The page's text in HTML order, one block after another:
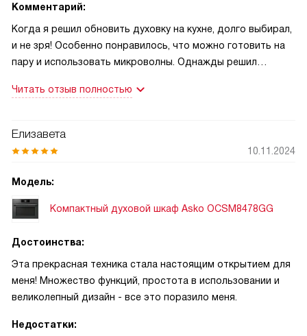
Комментарий:
Когда я решил обновить духовку на кухне, долго выбирал,
и не зря! Особенно понравилось, что можно готовить на
пару и использовать микроволны. Однажды решил
превзошел ожидания — мясо получилось нежным и
сенсорные элементы реагируют быстро. Отдельно хочу
время и силы после готовки. Порадовало и то, что
кухня совмещена с гостиной.
Читать отзыв полностью
Елизавета
10.11.2024
Модель:
Компактный духовой шкаф Asko OCSM8478GG
Достоинства:
Эта прекрасная техника стала настоящим открытием для
меня! Множество функций, простота в использовании и
великолепный дизайн - все это поразило меня.
Недостатки: